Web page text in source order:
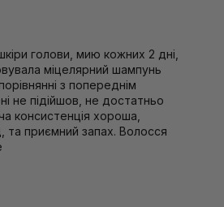
голови, мию кожних 2 дні,
міцелярний шампунь
з попереднім
не підійшов, не достатньо
консистенція хороша,
та приємний запах. Волосся